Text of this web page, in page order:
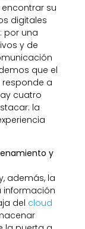
su
digitales
por una
y de
que el
a
cuatro
la
y
además, la
información
del cloud